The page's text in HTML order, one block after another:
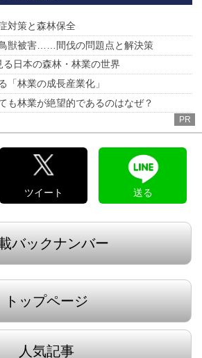
対策と森林保全
獣被害……間伐の問題点と解決策
る日本の森林・林業の世界
「林業の成長産業化」
も林業が絶望的であるのはなぜ？
PR
ツイート 送る
バックナンバー
トップページ
人気記事